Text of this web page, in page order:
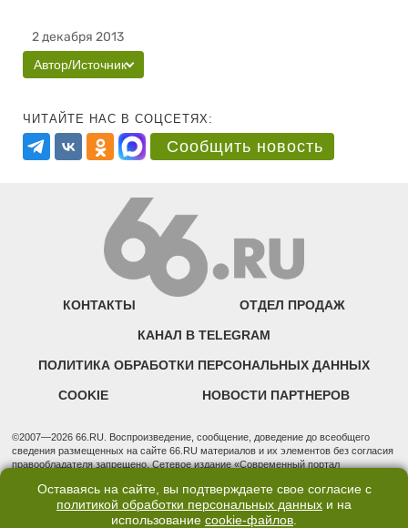
2 декабря 2013
Автор/Источник
ЧИТАЙТЕ НАС В СОЦСЕТЯХ:
Сообщить новость
КОНТАКТЫ ОТДЕЛ ПРОДАЖ
КАНАЛ В TELEGRAM
ПОЛИТИКА ОБРАБОТКИ ПЕРСОНАЛЬНЫХ ДАННЫХ
COOKIE НОВОСТИ ПАРТНЕРОВ
©2007—2026 66.RU. Воспроизведение, сообщение, доведение до всеобщего
сведения размещенных на сайте 66.RU материалов и их элементов без согласия
правообладателя запрещено. Сетевое издание «Современный портал
надзору в сфере связи, информационных технологий и массовых коммуникаций
(Роскомнадзор). Регистрационный номер ЭЛ № ФС 77 - 76634 от 02.09.2019
Учредитель: Общество с ограниченной ответственностью "66.ру". Юридический
Оставаясь на сайте, вы подтверждаете свое согласие с
политикой обработки персональных данных и на
использование cookie-файлов.